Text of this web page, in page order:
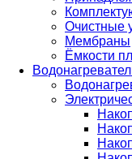
Очистные
Мембраны
Ёмкости